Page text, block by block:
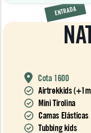
ENTRADA
Cota 1600
Airtrekkids
Mini Tirolina
Camas Elásticas
Tubbing kids